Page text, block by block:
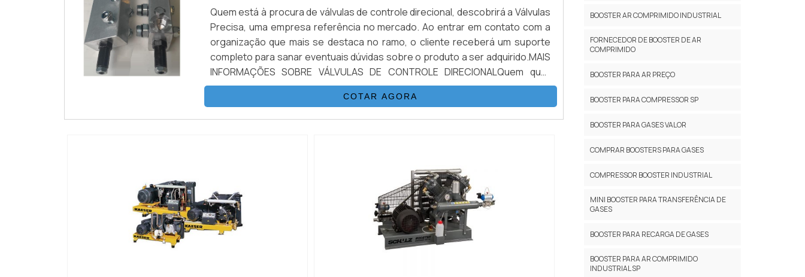
Quem está à procura de válvulas de controle direcional, descobrirá a Válvulas
Precisa, uma empresa referência no mercado. Ao entrar em contato com a
organização que mais se destaca no ramo, o cliente receberá um suporte
completo para sanar eventuais dúvidas sobre o produto a ser adquirido.MAIS
INFORMAÇÕES SOBRE VÁLVULAS DE CONTROLE DIRECIONALQuem quer
encontrar válvulas de controle direcional em uma empresa que preza pela
COTAR AGORA
BOOSTER AR COMPRIMIDO INDUSTRIAL
FORNECEDOR DE BOOSTER DE AR
COMPRIMIDO
BOOSTER PARA AR PREÇO
BOOSTER PARA COMPRESSOR SP
BOOSTER PARA GASES VALOR
COMPRAR BOOSTERS PARA GASES
COMPRESSOR BOOSTER INDUSTRIAL
MINI BOOSTER PARA TRANSFERÊNCIA DE
GASES
BOOSTER PARA RECARGA DE GASES
BOOSTER PARA AR COMPRIMIDO
INDUSTRIAL SP